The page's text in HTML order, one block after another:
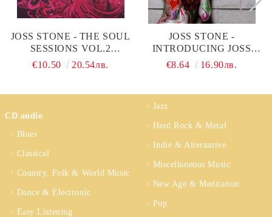
JOSS STONE - THE SOUL
SESSIONS VOL.2
(DELUXE EDITION + 4
€10.50 20.54лв.
JOSS STONE -
INTRODUCING JOSS
STONE (LOCAL
€8.64 16.90лв.
CD audio
Blues
Classical
Country, Folk & World Music
Dance & Electronic
Easy Listening
Jazz
Hard Rock & Metal
Indie & Alternative
Miscellaneous Music
New Age & Meditation
Pop